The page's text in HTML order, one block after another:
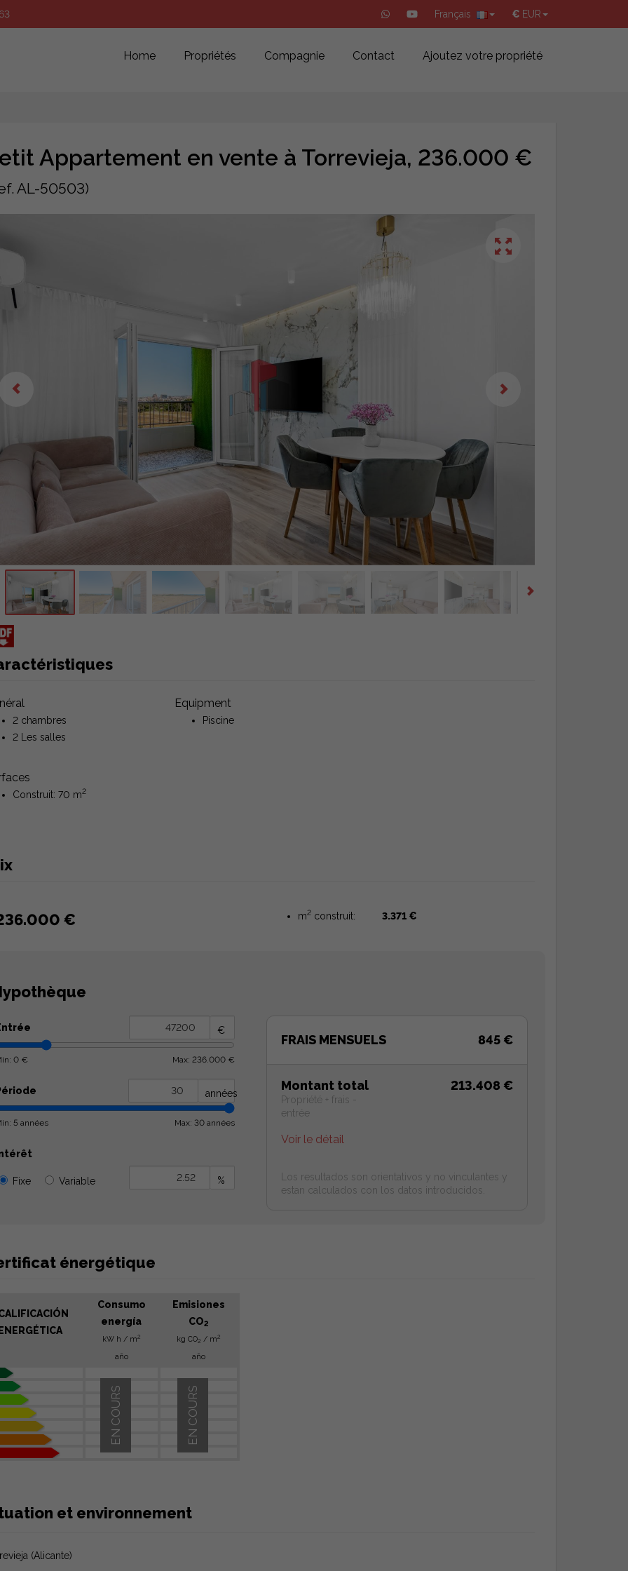
€ EUR
Français
Home Propriétés Compagnie Contact Ajoutez votre propriété
Appartement en vente à Torrevieja, 236.000 €
AL-50503)
2 chambres
2 Les salles
Construit: 70 m2
Equipment
Piscine
€ m2 construit: 3.371 €
€
0 € Max: 236.000 €
années
5 années Max: 30 années
Fixe Variable %
FRAIS MENSUELS 845 €
Montant total
Propriété + frais -
entrée
Voir le détail
213.408 €
Los resultados son orientativos y no vinculantes y
estan calculados con los datos introducidos.
énergétique
ENERGÉTICA
Consumo
energía
kW h / m2
año
Emisiones
CO2
kg CO2 / m2
año
EN COURS
EN COURS
et environnement
(Alicante)